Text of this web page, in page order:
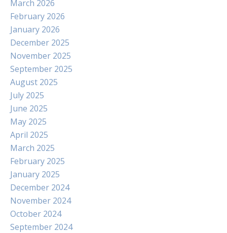
March 2026
February 2026
January 2026
December 2025
November 2025
September 2025
August 2025
July 2025
June 2025
May 2025
April 2025
March 2025
February 2025
January 2025
December 2024
November 2024
October 2024
September 2024